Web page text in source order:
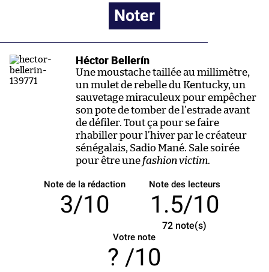
Noter
Héctor Bellerín
Une moustache taillée au millimètre,
un mulet de rebelle du Kentucky, un
sauvetage miraculeux pour empêcher
son pote de tomber de l’estrade avant
de défiler. Tout ça pour se faire
rhabiller pour l’hiver par le créateur
sénégalais, Sadio Mané. Sale soirée
pour être une fashion victim.
Note de la rédaction
3/10
Note des lecteurs
1.5/10
72 note(s)
Votre note
/10